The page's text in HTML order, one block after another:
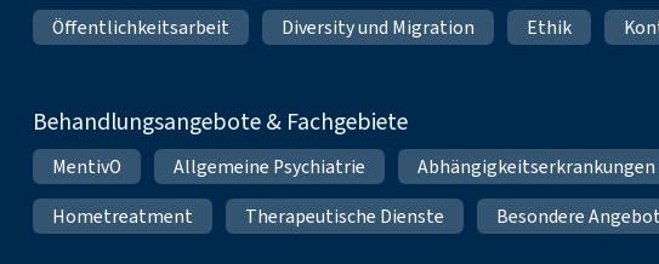
Öffentlichkeitsarbeit
Diversity und Migration Ethik
Behandlungsangebote & Fachgebiete
MentivO Allgemeine Psychiatrie Abhängigkeitserkrankungen
Hometreatment
Therapeutische Dienste Besondere